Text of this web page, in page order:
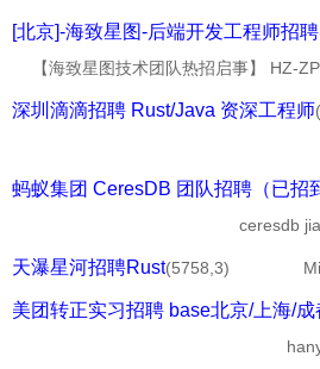
[北京]-海致星图-后端开发工程师招聘
【海致星图技术团队热招启事】
HZ-
深圳滴滴招聘 Rust/Java 资深工程师
蚂蚁集团 CeresDB 团队招聘（已招
ceresdb
天瀑星河招聘Rust(5758,3)
美团转正实习招聘 base北京/上海/成